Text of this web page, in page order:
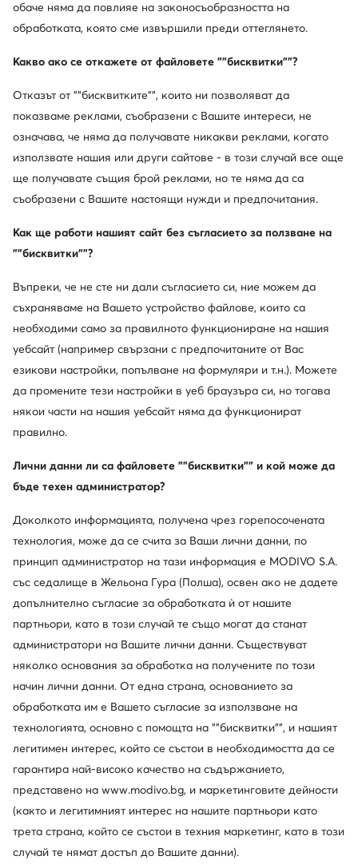
обаче няма да повлияе на законосъобразността на
обработката, която сме извършили преди оттеглянето.
Какво ако се откажете от файловете ""бисквитки""?
Отказът от ""бисквитките"", които ни позволяват да
показваме реклами, съобразени с Вашите интереси, не
означава, че няма да получавате никакви реклами, когато
използвате нашия или други сайтове - в този случай все още
ще получавате същия брой реклами, но те няма да са
съобразени с Вашите настоящи нужди и предпочитания.
Как ще работи нашият сайт без съгласието за ползване на
""бисквитки""?
Въпреки, че не сте ни дали съгласието си, ние можем да
съхраняваме на Вашето устройство файлове, които са
необходими само за правилното функциониране на нашия
уебсайт (например свързани с предпочитаните от Вас
езикови настройки, попълване на формуляри и т.н.). Можете
да промените тези настройки в уеб браузъра си, но тогава
някои части на нашия уебсайт няма да функционират
правилно.
Лични данни ли са файловете ""бисквитки"" и кой може да
бъде техен администратор?
Доколкото информацията, получена чрез горепосочената
технология, може да се счита за Ваши лични данни, по
принцип администратор на тази информация е MODIVO S.A.
със седалище в Жельона Гура (Полша), освен ако не дадете
допълнително съгласие за обработката ѝ от нашите
партньори, като в този случай те също могат да станат
администратори на Вашите лични данни. Съществуват
няколко основания за обработка на получените по този
начин лични данни. От една страна, основанието за
обработката им е Вашето съгласие за използване на
технологията, основно с помощта на ""бисквитки"", и нашият
легитимен интерес, който се състои в необходимостта да се
гарантира най-високо качество на съдържанието,
представено на www.modivo.bg, и маркетинговите дейности
(както и легитимният интерес на нашите партньори като
трета страна, който се състои в техния маркетинг, като в този
случай те нямат достъп до Вашите данни).